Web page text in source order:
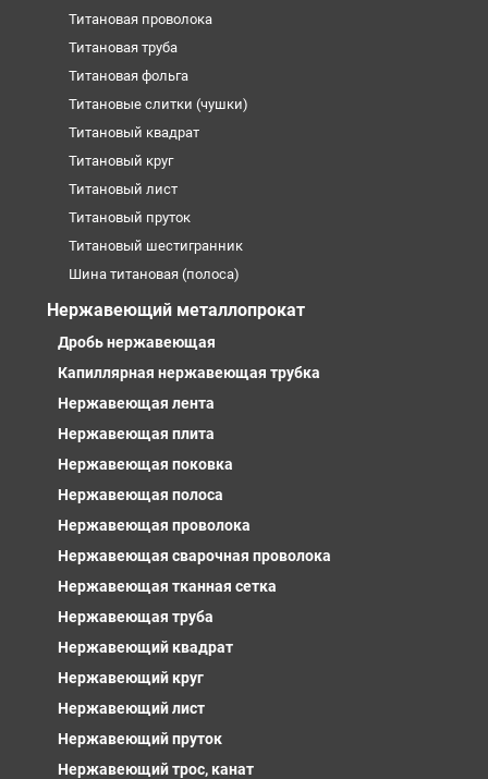
Титановая проволока
Титановая труба
Титановая фольга
Титановые слитки (чушки)
Титановый квадрат
Титановый круг
Титановый лист
Титановый пруток
Титановый шестигранник
Шина титановая (полоса)
Нержавеющий металлопрокат
Дробь нержавеющая
Капиллярная нержавеющая трубка
Нержавеющая лента
Нержавеющая плита
Нержавеющая поковка
Нержавеющая полоса
Нержавеющая проволока
Нержавеющая сварочная проволока
Нержавеющая тканная сетка
Нержавеющая труба
Нержавеющий квадрат
Нержавеющий круг
Нержавеющий лист
Нержавеющий пруток
Нержавеющий трос, канат